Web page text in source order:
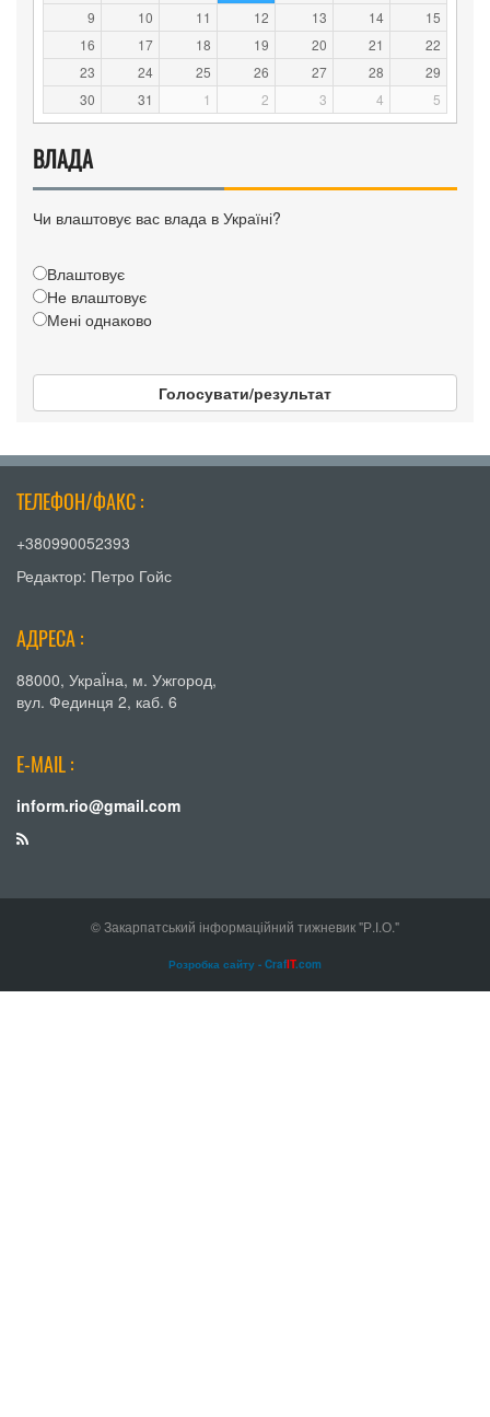
9
10 11 12 13 14
15
16
17 18 19 20 21
22
23
24 25 26 27 28
29
30
31 1 2 3 4 5
ВЛАДА
Чи влаштовує вас влада в Україні?
Влаштовує
Не влаштовує
Мені однаково
Голосувати/результат
ТЕЛЕФОН/ФАКС :
+380990052393
Редактор: Петро Гойс
АДРЕСА :
88000, УкраЇна, м. Ужгород,
вул. Фединця 2, каб. 6
E-MAIL :
inform.rio@gmail.com
© Закарпатський інформаційний тижневик "Р.І.О."
Розробка сайту - CrafIT.com